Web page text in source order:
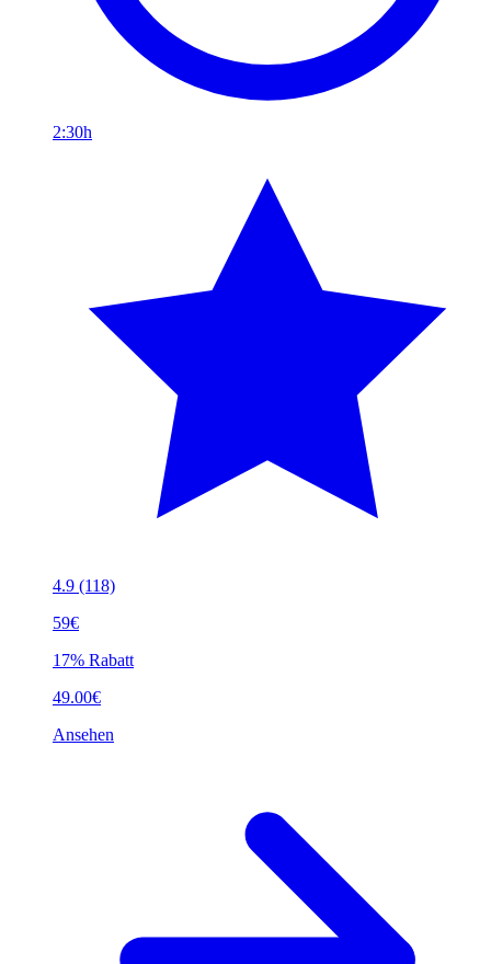
2:30h
4.9 (118)
59€
17% Rabatt
49.00€
Ansehen